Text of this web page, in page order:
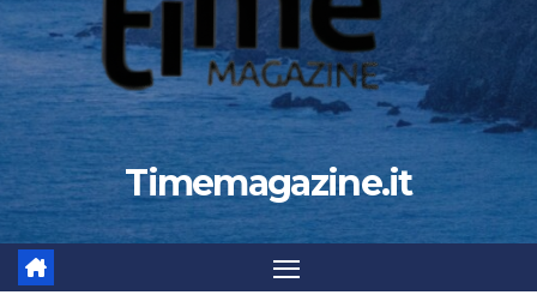
Timemagazine.it